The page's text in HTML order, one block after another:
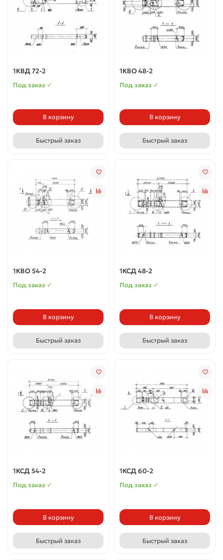
1КВД 72-2
Под заказ ✓
В корзину
Быстрый заказ
1КВО 48-2
Под заказ ✓
В корзину
Быстрый заказ
1КВО 54-2
Под заказ ✓
В корзину
Быстрый заказ
1КСД 48-2
Под заказ ✓
В корзину
Быстрый заказ
1КСД 54-2
Под заказ ✓
В корзину
Быстрый заказ
1КСД 60-2
Под заказ ✓
В корзину
Быстрый заказ